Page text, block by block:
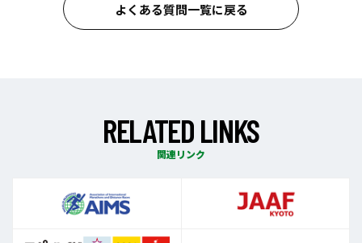
よくある質問一覧に戻る
RELATEDLINKS
関連リンク